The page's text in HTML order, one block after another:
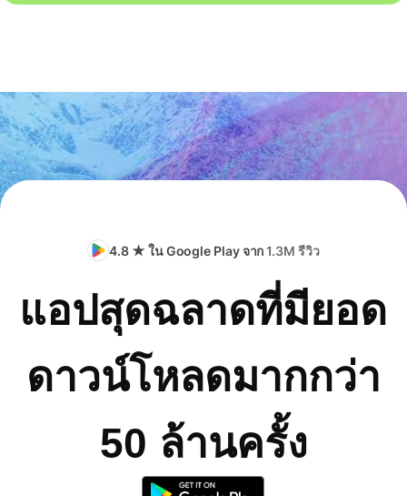
4.8 ★ ใน Google Play จาก1.3M รีวิว
แอปสุดฉลาดที่มียอด
ดาวน์โหลดมากกว่า
50 ล้านครั้ง